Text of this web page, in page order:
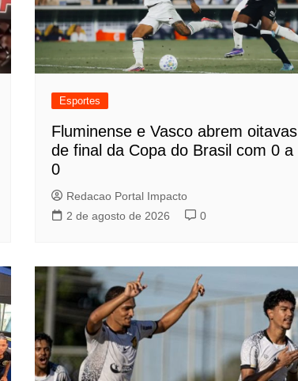
Esportes
Fluminense e Vasco abrem oitavas
de final da Copa do Brasil com 0 a
0
Redacao Portal Impacto
2 de agosto de 2026
0